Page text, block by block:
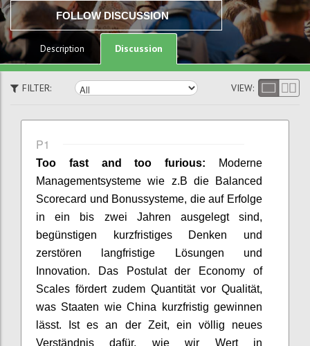
FOLLOW DISCUSSION
Description Discussion
FILTER: VIEW:
P1
Too fast and too furious: Moderne
Managementsysteme wie z.B die Balanced
Scorecard und Bonussysteme, die auf Erfolge
in ein bis
zwei Jahren ausgelegt sind,
begünstigen kurzfristiges Denken und
zerstören langfristige Lösungen und
Innovation. Das Postulat der
Economy of
Scales fördert zudem Quantität vor Qualität,
was Staaten wie China kurzfristig gewinnen
lässt. Ist es an der Zeit, ein völlig neues
Verständnis dafür, wie wir Wert in